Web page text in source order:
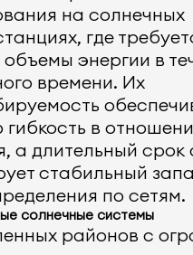
на солнечных
где
энергии в
времени. Их
в
а длительный
стабильный
по сетям.
солнечные системы
районов с